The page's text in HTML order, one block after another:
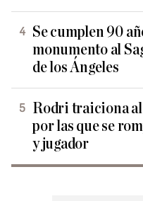
Se cumplen 90
monumento al
de los Ángeles
Rodri traiciona al
por las que se
y jugador